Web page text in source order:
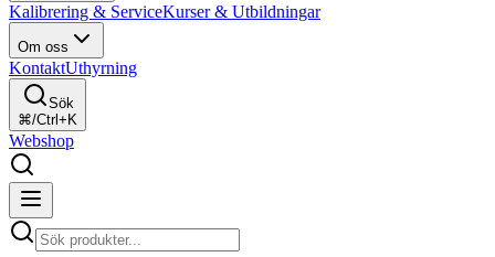
Kalibrering & ServiceKurser & Utbildningar
Om oss
KontaktUthyrning
Sök
⌘/Ctrl+K
Webshop